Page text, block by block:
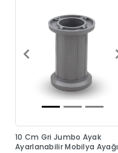
10 Cm Gri Jumbo Ayak
Ayarlanabilir Mobilya Ayağı